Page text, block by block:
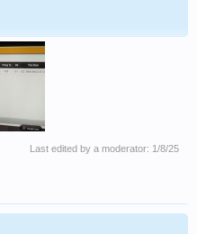
Last edited by a moderator: 1/8/25